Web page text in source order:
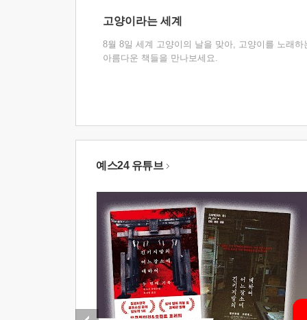
고양이라는 세계
8월 8일 세계 고양이의 날을 맞아, 고양이를 노래하
아름다운 책들을 만나보세요.
예스24 유튜브